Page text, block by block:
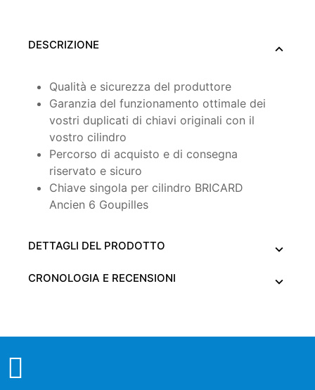
DESCRIZIONE
Qualità e sicurezza del produttore
Garanzia del funzionamento ottimale dei
vostri duplicati di chiavi originali con il
vostro cilindro
Percorso di acquisto e di consegna
riservato e sicuro
Chiave singola per cilindro BRICARD
Ancien 6 Goupilles
DETTAGLI DEL PRODOTTO
CRONOLOGIA E RECENSIONI